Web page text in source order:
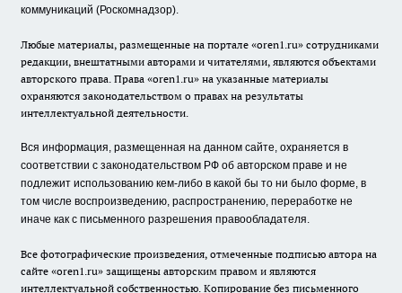
коммуникаций (Роскомнадзор).
Любые материалы, размещенные на портале «oren1.ru» сотрудниками
редакции, внештатными авторами и читателями, являются объектами
авторского права. Права «oren1.ru» на указанные материалы
охраняются законодательством о правах на результаты
интеллектуальной деятельности.
Вся информация, размещенная на данном сайте, охраняется в
соответствии с законодательством РФ об авторском праве и не
подлежит использованию кем-либо в какой бы то ни было форме, в
том числе воспроизведению, распространению, переработке не
иначе как с письменного разрешения правообладателя.
Все фотографические произведения, отмеченные подписью автора на
сайте «oren1.ru» защищены авторским правом и являются
интеллектуальной собственностью. Копирование без письменного